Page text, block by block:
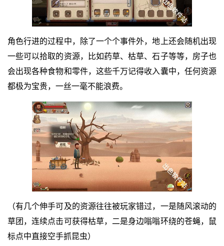
角色行进的过程中，除了一个个事件外，地上还会随机出现
一些可以拾取的资源，比如药草、枯草、石子等等，房子也
会出现各种食物和零件，这些千万记得收入囊中，任何资源
都极为宝贵，一丝一毫不能浪费。
（有几个伸手可及的资源往往被玩家错过，一是随风滚动的
草团，连续点击可获得枯草，二是身边嗡嗡环绕的苍蝇，鼠
标点中直接空手抓昆虫）